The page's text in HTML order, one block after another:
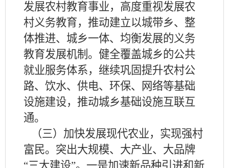
发展农村教育事业，高度重视发展农
村义务教育，推动建立以城带乡、整
体推进、城乡一体、均衡发展的义务
教育发展机制。健全覆盖城乡的公共
就业服务体系，继续巩固提升农村公
路、饮水、供电、环保、网络等基础
设施建设，推动城乡基础设施互联互
通。
（三）加快发展现代农业，实现强村
富民。突出大规模、大产业、大品牌
“三大建设”。一是加速新品种引进和新